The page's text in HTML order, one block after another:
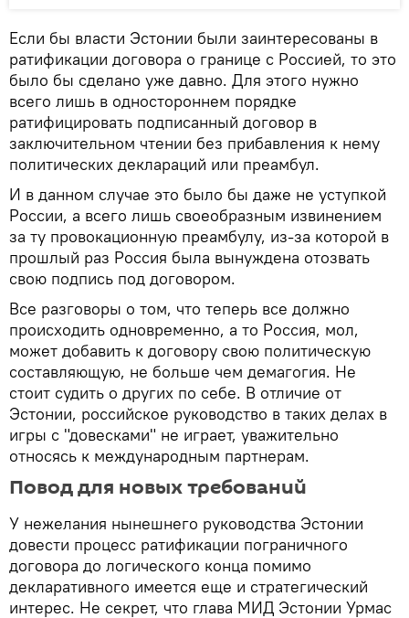
Если бы власти Эстонии были заинтересованы в
ратификации договора о границе с Россией, то это
было бы сделано уже давно. Для этого нужно
всего лишь в одностороннем порядке
ратифицировать подписанный договор в
заключительном чтении без прибавления к нему
политических деклараций или преамбул.
И в данном случае это было бы даже не уступкой
России, а всего лишь своеобразным извинением
за ту провокационную преамбулу, из-за которой в
прошлый раз Россия была вынуждена отозвать
свою подпись под договором.
Все разговоры о том, что теперь все должно
происходить одновременно, а то Россия, мол,
может добавить к договору свою политическую
составляющую, не больше чем демагогия. Не
стоит судить о других по себе. В отличие от
Эстонии, российское руководство в таких делах в
игры с "довесками" не играет, уважительно
относясь к международным партнерам.
Повод для новых требований
У нежелания нынешнего руководства Эстонии
довести процесс ратификации пограничного
договора до логического конца помимо
декларативного имеется еще и стратегический
интерес. Не секрет, что глава МИД Эстонии Урмас